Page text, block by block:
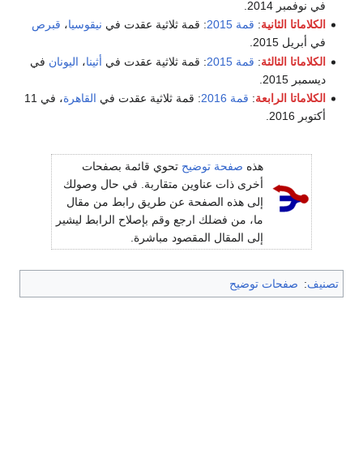
في نوفمبر 2014.
الكلاماتا الثانية: قمة 2015 : قمة ثلاثية عقدت في نيقوسيا، قبرص
في أبريل 2015.
الكلاماتا الثالثة: قمة 2015 : قمة ثلاثية عقدت في أثينا، اليونان في
ديسمبر 2015.
الكلاماتا الرابعة: قمة 2016 : قمة ثلاثية عقدت في القاهرة
، في 11
أكتوبر 2016.
هذه صفحة توضيح تحوي قائمة بصفحات
أخرى ذات عناوين متقاربة. في حال وصولك
إلى هذه الصفحة عن طريق رابط من مقال
ما، من فضلك ارجع وقم بإصلاح الرابط ليشير
إلى المقال المقصود مباشرة.
تصنيف: صفحات توضيح